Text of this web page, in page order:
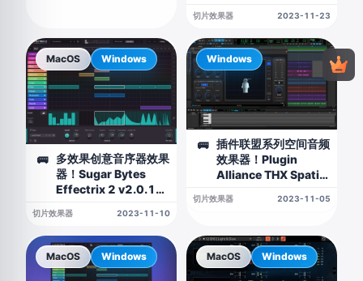
切片效果器 2023-11-23
🚌
多效果创意音序器效果
器！Sugar Bytes
Effectrix 2 v2.0.1
切片效果器 2023-11-10
MacOS Windows
🚌
插件联盟系列空间音频
效果器！Plugin
Alliance THX Spatial
版
切片效果器 2023-11-05
Windows
MacOS Windows MacOS Windows